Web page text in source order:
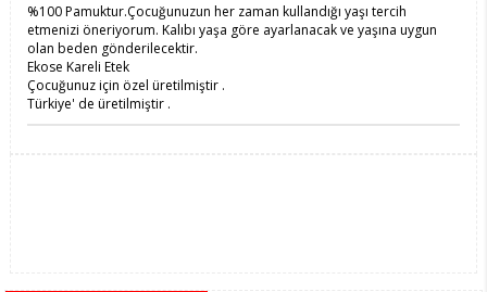
%100 Pamuktur.Çocuğunuzun her zaman kullandığı yaşı tercih
etmenizi öneriyorum. Kalıbı yaşa göre ayarlanacak ve yaşına uygun
olan beden gönderilecektir.
Ekose Kareli Etek
Çocuğunuz için özel üretilmiştir .
Türkiye' de üretilmiştir .